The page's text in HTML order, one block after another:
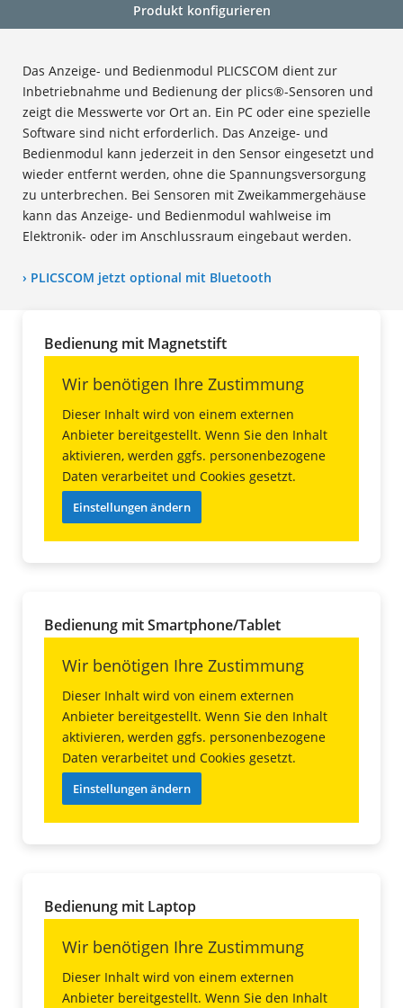
Produkt konfigurieren
Das Anzeige- und Bedienmodul PLICSCOM dient zur
Inbetriebnahme und Bedienung der plics®-Sensoren und
zeigt die Messwerte vor Ort an. Ein PC oder eine spezielle
Software sind nicht erforderlich. Das Anzeige- und
Bedienmodul kann jederzeit in den Sensor eingesetzt und
wieder entfernt werden, ohne die Spannungsversorgung
zu unterbrechen. Bei Sensoren mit Zweikammergehäuse
kann das Anzeige- und Bedienmodul wahlweise im
Elektronik- oder im Anschlussraum eingebaut werden.
› PLICSCOM jetzt optional mit Bluetooth
Bedienung mit Magnetstift
Wir benötigen Ihre Zustimmung
Dieser Inhalt wird von einem externen
Anbieter bereitgestellt. Wenn Sie den Inhalt
aktivieren, werden ggfs. personenbezogene
Daten verarbeitet und Cookies gesetzt.
Einstellungen ändern
Bedienung mit Smartphone/Tablet
Wir benötigen Ihre Zustimmung
Dieser Inhalt wird von einem externen
Anbieter bereitgestellt. Wenn Sie den Inhalt
aktivieren, werden ggfs. personenbezogene
Daten verarbeitet und Cookies gesetzt.
Einstellungen ändern
Bedienung mit Laptop
Wir benötigen Ihre Zustimmung
Dieser Inhalt wird von einem externen
Anbieter bereitgestellt. Wenn Sie den Inhalt